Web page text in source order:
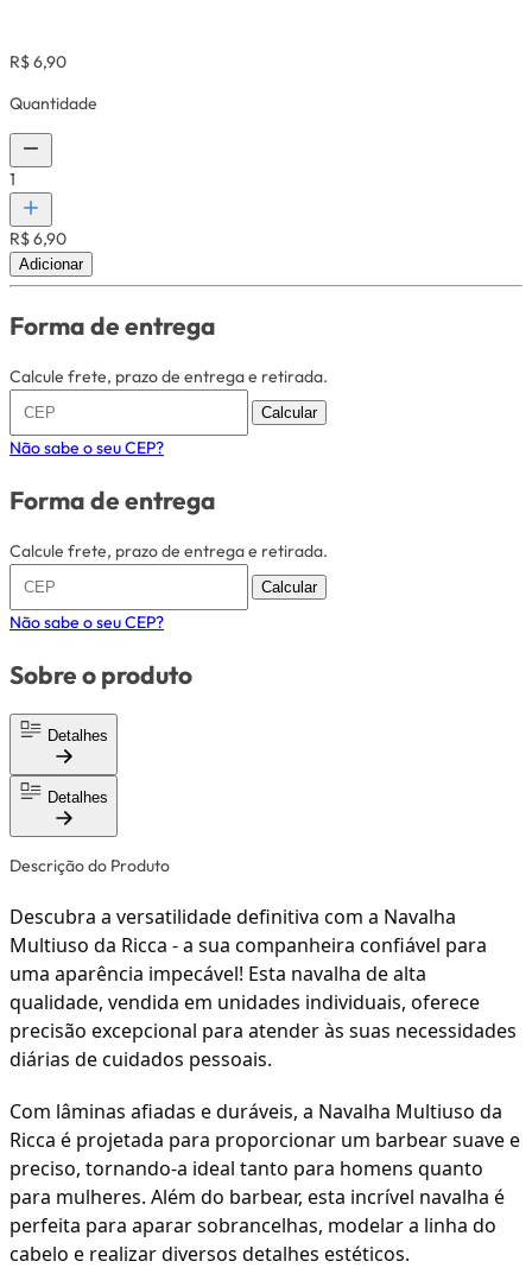
R$ 6,90
Quantidade
1
R$ 6,90
Adicionar
Forma de entrega
Calcule frete, prazo de entrega e retirada.
Calcular
Não sabe o seu CEP?
Forma de entrega
Calcule frete, prazo de entrega e retirada.
Calcular
Não sabe o seu CEP?
Sobre o produto
Detalhes
Detalhes
Descrição do Produto
Descubra a versatilidade definitiva com a Navalha
Multiuso da Ricca - a sua companheira confiável para
uma aparência impecável! Esta navalha de alta
qualidade, vendida em unidades individuais, oferece
precisão excepcional para atender às suas necessidades
diárias de cuidados pessoais.
Com lâminas afiadas e duráveis, a Navalha Multiuso da
Ricca é projetada para proporcionar um barbear suave e
preciso, tornando-a ideal tanto para homens quanto
para mulheres. Além do barbear, esta incrível navalha é
perfeita para aparar sobrancelhas, modelar a linha do
cabelo e realizar diversos detalhes estéticos.